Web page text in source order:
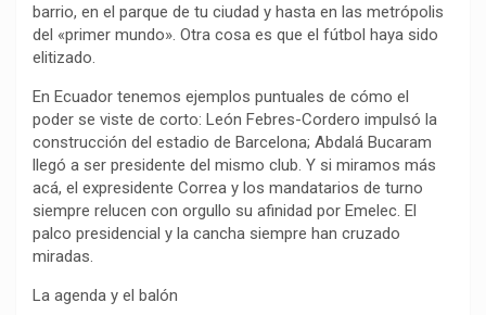
barrio, en el parque de tu ciudad y hasta en las metrópolis
del «primer mundo». Otra cosa es que el fútbol haya sido
elitizado.
En Ecuador tenemos ejemplos puntuales de cómo el
poder se viste de corto: León Febres-Cordero impulsó la
construcción del estadio de Barcelona; Abdalá Bucaram
llegó a ser presidente del mismo club. Y si miramos más
acá, el expresidente Correa y los mandatarios de turno
siempre relucen con orgullo su afinidad por Emelec. El
palco presidencial y la cancha siempre han cruzado
miradas.
La agenda y el balón